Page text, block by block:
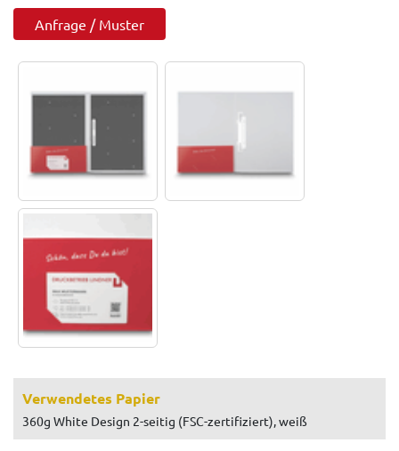
Anfrage / Muster
Verwendetes Papier
360g White Design 2-seitig (FSC-zertifiziert), weiß